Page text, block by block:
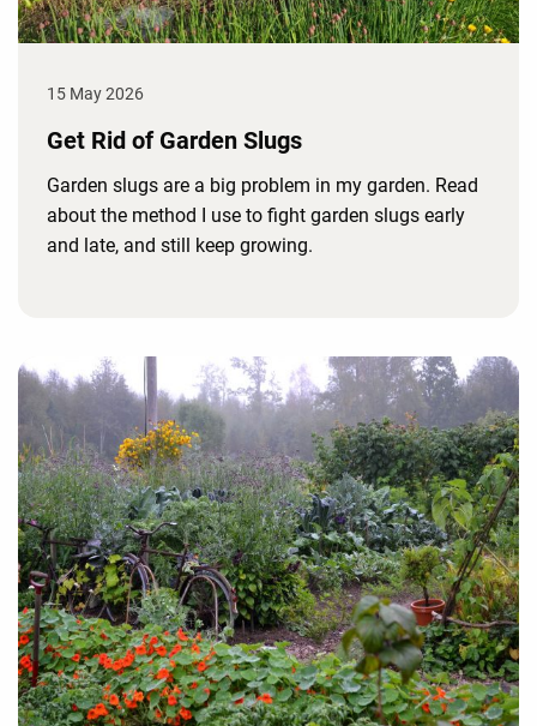
15 May 2026
Get Rid of Garden Slugs
Garden slugs are a big problem in my garden. Read
about the method I use to fight garden slugs early
and late, and still keep growing.